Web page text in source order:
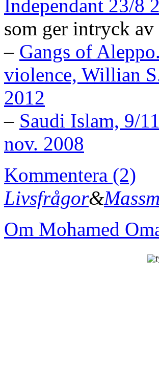
Independant 23/8
som ger intryck
– Gangs of
violence, Willian
2012
– Saudi Islam, 9/
nov. 2008
Kommentera (2)
Livsfrågor&
Om Mohamed